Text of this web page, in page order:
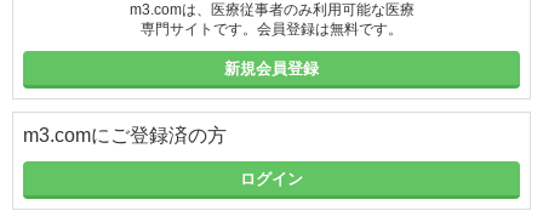
m3.comは、医療従事者のみ利用可能な医療
専門サイトです。会員登録は無料です。
新規会員登録
m3.comにご登録済の方
ログイン